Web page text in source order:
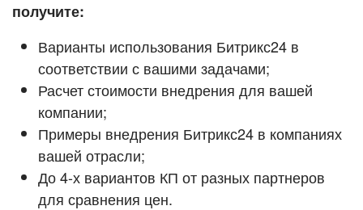
получите:
Варианты использования Битрикс24 в
соответствии с вашими задачами;
Расчет стоимости внедрения для вашей
компании;
Примеры внедрения Битрикс24 в компаниях
вашей отрасли;
До 4-х вариантов КП от разных партнеров
для сравнения цен.